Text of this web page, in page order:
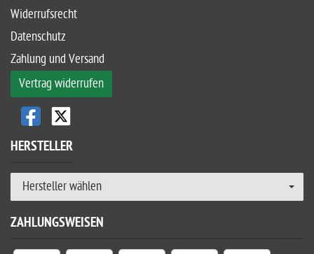
Widerrufsrecht
Datenschutz
Zahlung und Versand
Vertrag widerrufen
HERSTELLER
Hersteller wählen
ZAHLUNGSWEISEN